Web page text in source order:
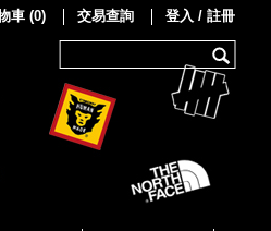
車 (0) 交易查詢 登入 / 註冊